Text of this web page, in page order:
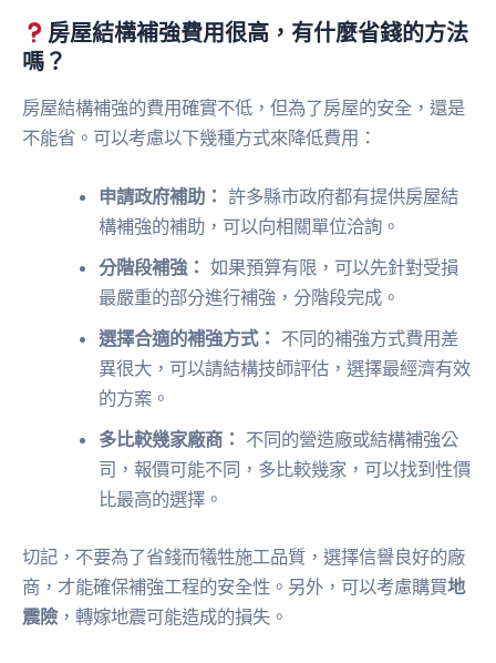
房屋結構補強費用很高，有什麼省錢的方法
嗎？
房屋結構補強的費用確實不低，但為了房屋的安全，還是
不能省。可以考慮以下幾種方式來降低費用：
申請政府補助： 許多縣市政府都有提供房屋結
構補強的補助，可以向相關單位洽詢。
分階段補強： 如果預算有限，可以先針對受損
最嚴重的部分進行補強，分階段完成。
選擇合適的補強方式： 不同的補強方式費用差
異很大，可以請結構技師評估，選擇最經濟有效
的方案。
多比較幾家廠商： 不同的營造廠或結構補強公
司，報價可能不同，多比較幾家，可以找到性價
比最高的選擇。
切記，不要為了省錢而犧牲施工品質，選擇信譽良好的廠
商，才能確保補強工程的安全性。另外，可以考慮購買地
震險，轉嫁地震可能造成的損失。